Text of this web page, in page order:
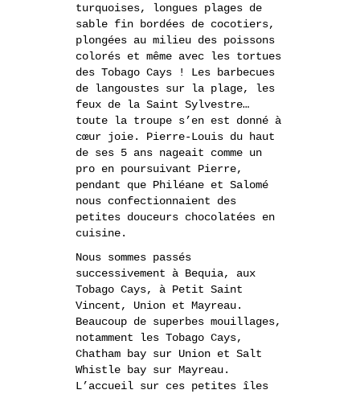
turquoises, longues plages de
sable fin bordées de cocotiers,
plongées au milieu des poissons
colorés et même avec les tortues
des Tobago Cays ! Les barbecues
de langoustes sur la plage, les
feux de la Saint Sylvestre…
toute la troupe s’en est donné à
cœur joie. Pierre-Louis du haut
de ses 5 ans nageait comme un
pro en poursuivant Pierre,
pendant que Philéane et Salomé
nous confectionnaient des
petites douceurs chocolatées en
cuisine.
Nous sommes passés
successivement à Bequia, aux
Tobago Cays, à Petit Saint
Vincent, Union et Mayreau.
Beaucoup de superbes mouillages,
notamment les Tobago Cays,
Chatham bay sur Union et Salt
Whistle bay sur Mayreau.
L’accueil sur ces petites îles